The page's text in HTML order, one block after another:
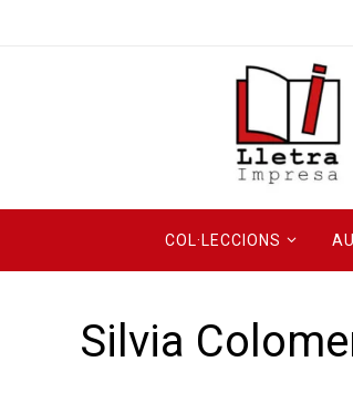
COL·LECCIONS
Silvia